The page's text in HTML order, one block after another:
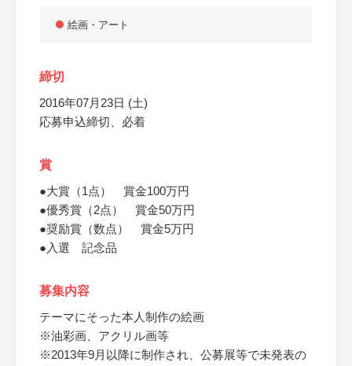
絵画・アート
締切
2016年07月23日 (土)
応募申込締切、必着
賞
●大賞（1点） 賞金100万円
●優秀賞（2点） 賞金50万円
●奨励賞（数点） 賞金5万円
●入選 記念品
募集内容
テーマにそった本人制作の絵画
※油彩画、アクリル画等
※2013年9月以降に制作され、公募展等で未発表の